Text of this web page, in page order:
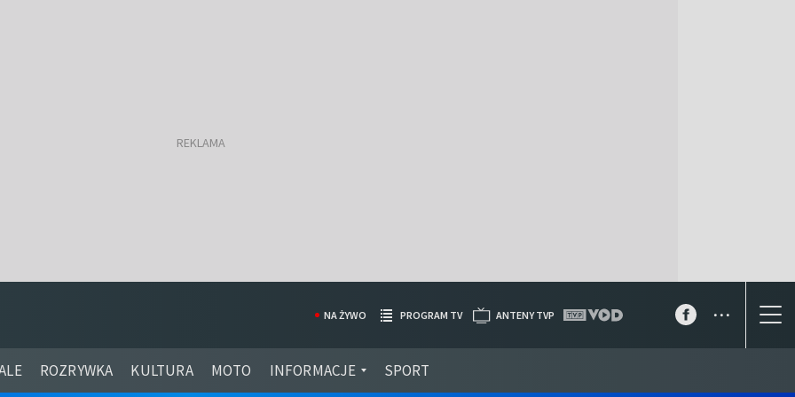
ROZRYWKA KULTURA MOTO INFORMACJE SPORT
NA ŻYWO PROGRAM TV ANTENY TVP ...